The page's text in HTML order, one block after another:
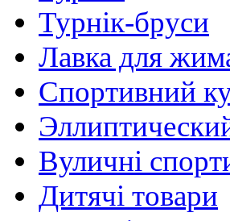
Турнік-бруси
Лавка для
Спортивний
Вуличні
Дитячі товари